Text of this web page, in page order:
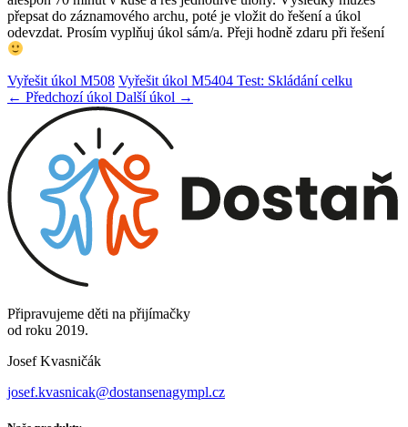
přepsat do záznamového archu, poté je vložit do řešení a úkol
odevzdat. Prosím vyplňuj úkol sám/a. Přeji hodně zdaru při řešení
Vyřešit úkol M508 Vyřešit úkol M5404 Test: Skládání celku
← Předchozí úkol Další úkol →
Připravujeme děti na přijímačky
od roku 2019.
Josef Kvasničák
josef.kvasnicak@dostansenagympl.cz